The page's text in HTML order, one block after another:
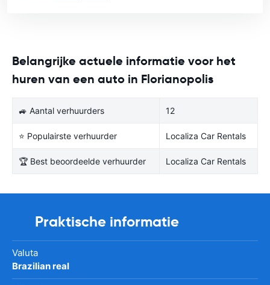
Belangrijke actuele informatie voor het
huren van een auto in Florianopolis
🚙 Aantal verhuurders 12
⭐ Populairste verhuurder Localiza Car Rentals
🏆 Best beoordeelde verhuurder Localiza Car Rentals
Praktische informatie
Valuta
Brazilian real